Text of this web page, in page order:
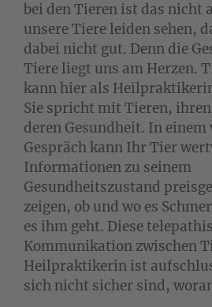
bei den Tieren ist das nicht
unsere Tiere leiden sehen,
dabei nicht gut. Denn die
Tiere liegt uns am Herzen.
kann hier als
Sie spricht mit Tieren,
deren Gesundheit. In
Gespräch kann Ihr Tier
Informationen zu seinem
Gesundheitszustand
zeigen, ob und wo es
es ihm geht. Diese
Kommunikation zwischen
Heilpraktikerin ist
sich nicht sicher sind,